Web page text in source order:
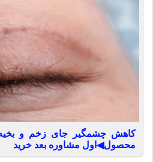
محصول◀اول مشاوره بعد خرید